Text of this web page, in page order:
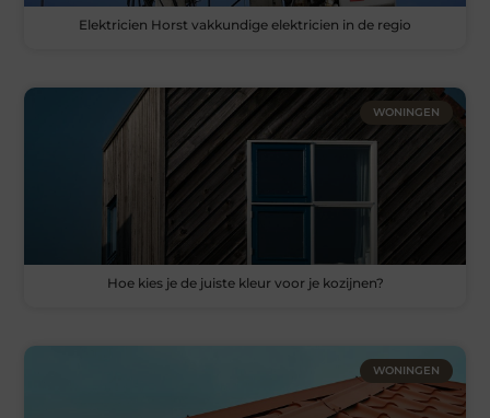
Elektricien Horst vakkundige elektricien in de regio
WONINGEN
Hoe kies je de juiste kleur voor je kozijnen?
WONINGEN